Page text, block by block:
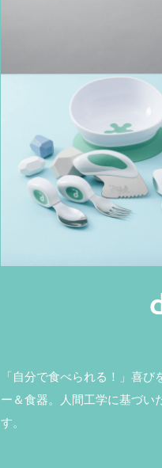
「自分で食べられる！」喜
ー＆食器。人間工学に基づい
す。